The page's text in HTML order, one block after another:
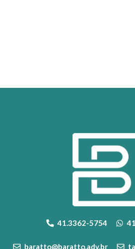
41.3362-5754
baratto@baratto.adv.br